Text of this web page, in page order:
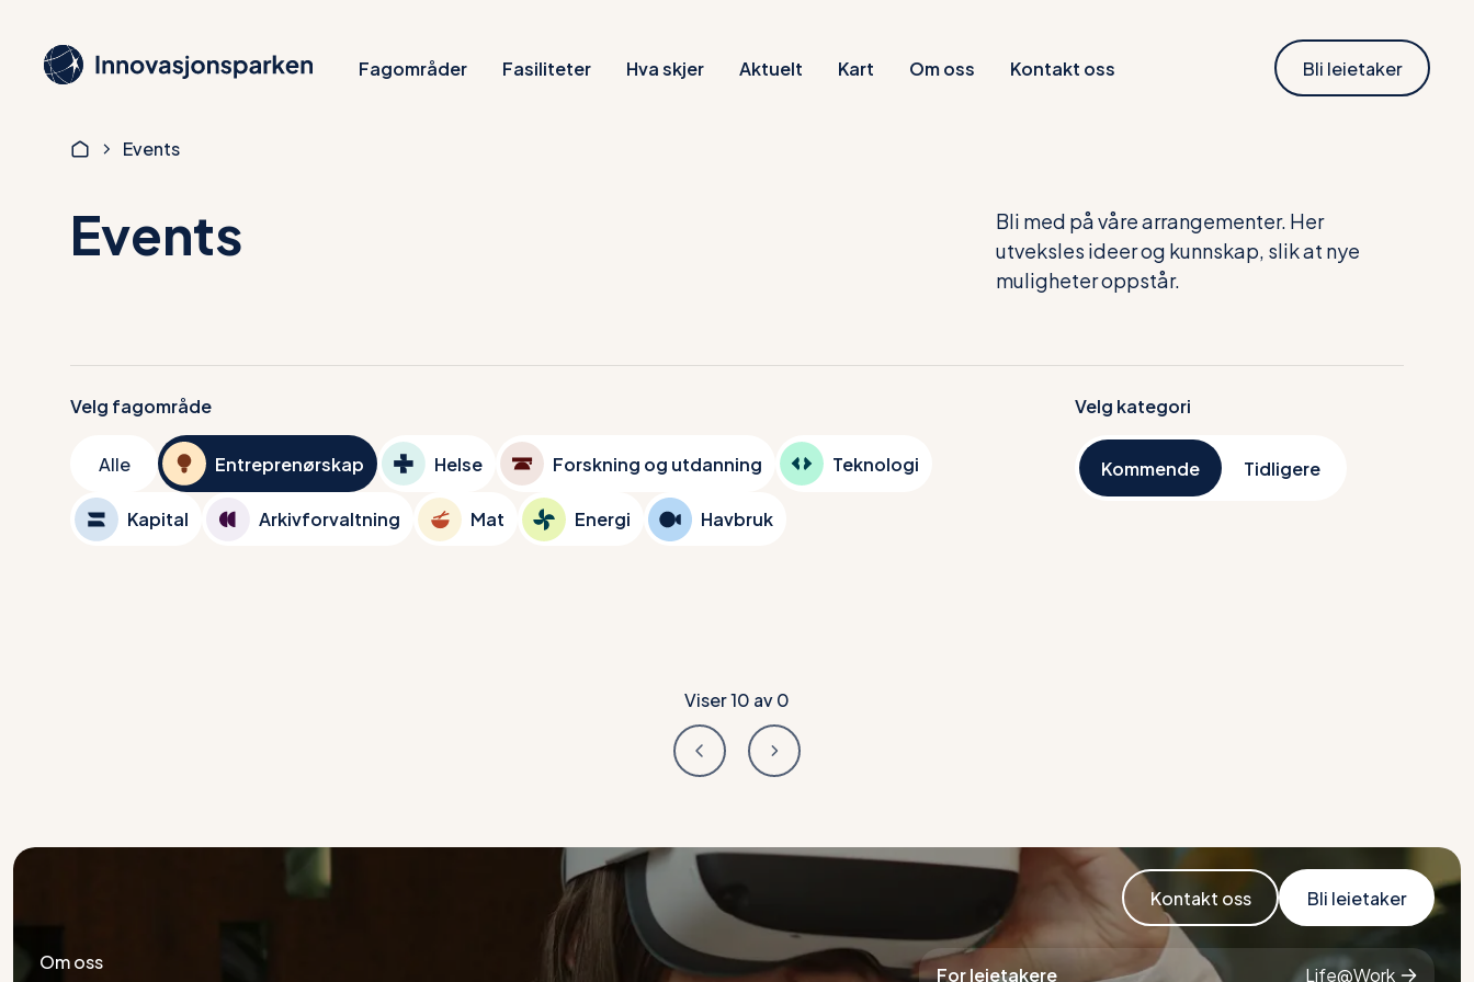
hovedinnhold
Fagområder Fasiliteter Hva skjer Aktuelt Kart Om oss Kontakt oss Bli leietaker
Events
Events
Bli med på våre arrangementer. Her
utveksles ideer og kunnskap, slik at nye
muligheter oppstår.
Velg fagområde
Alle Entreprenørskap Helse Forskning og utdanning Teknologi
Kapital Arkivforvaltning Mat Energi Havbruk
Velg kategori
Kommende Tidligere
Viser10 av0
Kontakt oss Bli leietaker
Om oss
For leietakere Life@Work